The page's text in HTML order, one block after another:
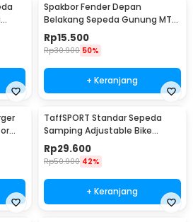
Spakbor Fender Depan
Belakang Sepeda Gunung MTB
- HF0034300
Rp15.500
Rp30.900 50%
+ Keranjang
TaffSPORT Standar Sepeda
Samping Adjustable Bike
Kickstand 34-39cm - Z50
Rp29.600
Rp50.900 42%
+ Keranjang